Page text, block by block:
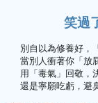
笑過
別自以為修養好，「
當別人衝著你「放屁
用「毒氣」回敬，決
還是寧願吃虧，避